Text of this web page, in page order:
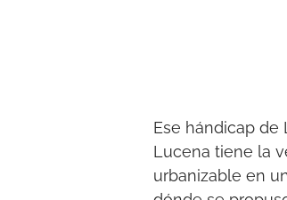
Ese hándicap de
Lucena tiene la
urbanizable en